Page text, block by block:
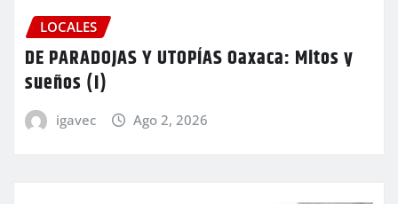
LOCALES
DE PARADOJAS Y UTOPÍAS Oaxaca: Mitos y
sueños (I)
igavec Ago 2, 2026